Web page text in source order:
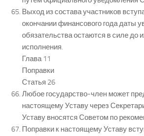
Выход из состава участников
окончании финансового года даты
обязательства остаются в силе до
исполнения.
Глава 11
Поправки
Статья 26
Любое государство-член может
настоящему Уставу через
Уставу вносятся Советом по
Поправки к настоящему Уставу